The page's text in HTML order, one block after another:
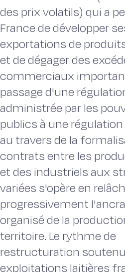
des prix volatils) qui a
France de développer
exportations de
et de dégager des
commerciaux
passage d'une
administrée par les
publics à une
au travers de la
contrats entre les
et des industriels aux
variées s'opère en
progressivement
organisé de la
territoire. Le rythme de
restructuration
exploitations laitières